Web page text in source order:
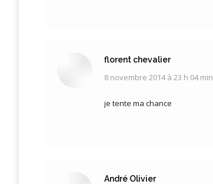
florent chevalier
dit
8 novembre 2014 à 23 h 04 min
je tente ma chance
André Olivier